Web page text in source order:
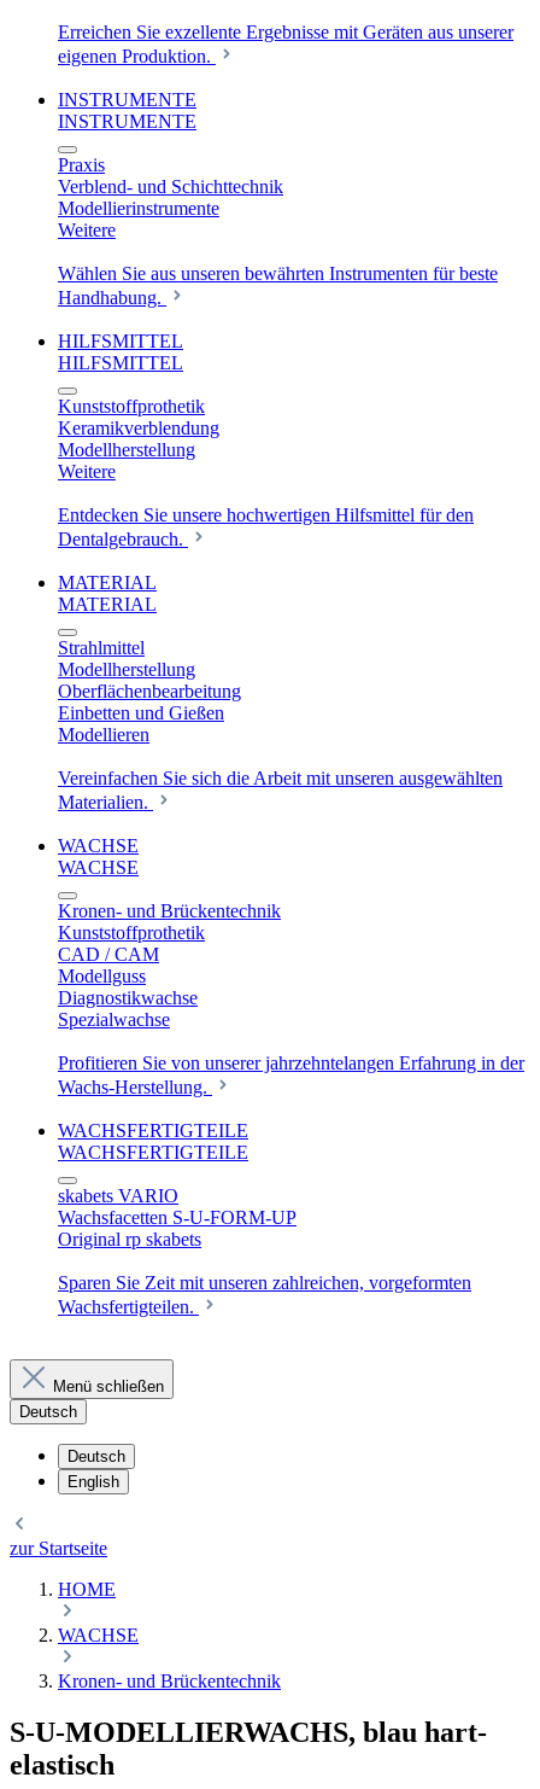
Erreichen Sie exzellente Ergebnisse mit Geräten aus unserer
eigenen Produktion.
INSTRUMENTE
INSTRUMENTE
Praxis
Verblend- und Schichttechnik
Modellierinstrumente
Weitere
Wählen Sie aus unseren bewährten Instrumenten für beste
Handhabung.
HILFSMITTEL
HILFSMITTEL
Kunststoffprothetik
Keramikverblendung
Modellherstellung
Weitere
Entdecken Sie unsere hochwertigen Hilfsmittel für den
Dentalgebrauch.
MATERIAL
MATERIAL
Strahlmittel
Modellherstellung
Oberflächenbearbeitung
Einbetten und Gießen
Modellieren
Vereinfachen Sie sich die Arbeit mit unseren ausgewählten
Materialien.
WACHSE
WACHSE
Kronen- und Brückentechnik
Kunststoffprothetik
CAD / CAM
Modellguss
Diagnostikwachse
Spezialwachse
Profitieren Sie von unserer jahrzehntelangen Erfahrung in der
Wachs-Herstellung.
WACHSFERTIGTEILE
WACHSFERTIGTEILE
skabets VARIO
Wachsfacetten S-U-FORM-UP
Original rp skabets
Sparen Sie Zeit mit unseren zahlreichen, vorgeformten
Wachsfertigteilen.
Menü schließen
Deutsch
Deutsch
English
zur Startseite
HOME
WACHSE
Kronen- und Brückentechnik
S-U-MODELLIERWACHS, blau hart-
elastisch